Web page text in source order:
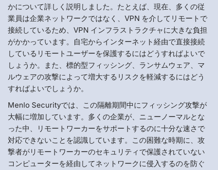
かについて詳しく説明しました。たとえば、現在、多くの従
業員は企業ネットワークではなく、VPN を介してリモートで
接続しているため、VPN インフラストラクチャに大きな負担
がかかっています。自宅からインターネット経由で直接接続
しているリモートユーザーを保護するにはどうすればよいで
しょうか。また、標的型フィッシング、ランサムウェア、マ
ルウェアの攻撃によって増大するリスクを軽減するにはどう
すればよいでしょうか。
Menlo Securityでは、この隔離期間中にフィッシング攻撃が
大幅に増加しています。多くの企業が、ニューノーマルとな
った中、リモートワーカーをサポートするのに十分な速さで
対応できないことを認識しています。この困難な時期に、攻
撃者がリモートワーカーのセキュリティで保護されていない
コンピューターを経由してネットワークに侵入するのを防ぐ